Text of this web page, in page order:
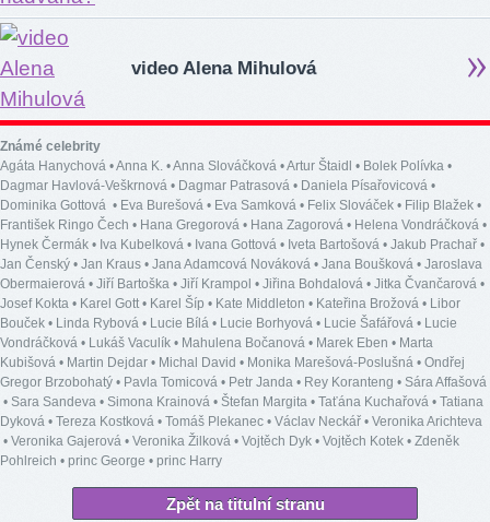
video Alena Mihulová
Známé celebrity
Agáta Hanychová •Anna K. •Anna Slováčková •Artur Štaidl • Bolek Polívka •
Dagmar Havlová-Veškrnová • Dagmar Patrasová • Daniela Písařovicová •
Dominika Gottová • Eva Burešová • Eva Samková • Felix Slováček • Filip Blažek •
František Ringo Čech • Hana Gregorová • Hana Zagorová • Helena Vondráčková •
Hynek Čermák • Iva Kubelková • Ivana Gottová • Iveta Bartošová • Jakub Prachař •
Jan Čenský • Jan Kraus • Jana Adamcová Nováková • Jana Boušková • Jaroslava
Obermaierová • Jiří Bartoška • Jiří Krampol • Jiřina Bohdalová • Jitka Čvančarová •
Josef Kokta • Karel Gott• Karel Šíp • Kate Middleton • Kateřina Brožová • Libor
Bouček • Linda Rybová • Lucie Bílá • Lucie Borhyová • Lucie Šafářová • Lucie
Vondráčková • Lukáš Vaculík • Mahulena Bočanová • Marek Eben • Marta
Kubišová • Martin Dejdar • Michal David • Monika Marešová-Poslušná • Ondřej
Gregor Brzobohatý • Pavla Tomicová • Petr Janda • Rey Koranteng • Sára Affašová
• Sara Sandeva • Simona Krainová • Štefan Margita • Taťána Kuchařová • Tatiana
Dyková • Tereza Kostková • Tomáš Plekanec • Václav Neckář • Veronika Arichteva
• Veronika Gajerová • Veronika Žilková • Vojtěch Dyk • Vojtěch Kotek • Zdeněk
Pohlreich • princ George • princ Harry
Zpět na titulní stranu